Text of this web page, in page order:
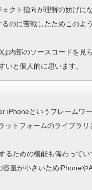
クト指向が理解の妨げに
のに苦戦したためこのよ
内部のソースコードを見
と個人的に思います。
iPhoneというフレームワ
ットフォームのライブラリ
るための機能も備わってい
量が小さいためiPhoneや